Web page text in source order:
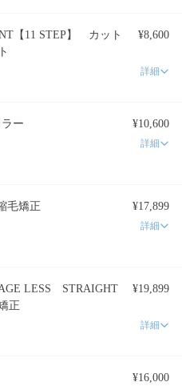
【11 STEP】 カット
¥8,600
詳細
ー ¥10,600
詳細
ット+縮毛矯正 ¥17,899
詳細
LESS STRAIGHT
正
¥19,899
詳細
¥16,000